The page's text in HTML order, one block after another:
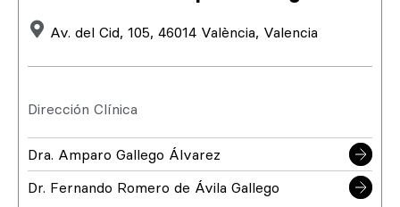
Av. del Cid, 105, 46014 València, Valencia
Dirección Clínica
Dra. Amparo Gallego Álvarez
Dr. Fernando Romero de Ávila Gallego